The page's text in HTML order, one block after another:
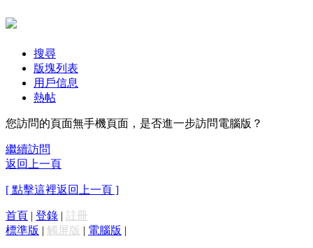
搜尋
版塊列表
用戶信息
熱帖
您訪問的頁面無手機頁面，是否進一步訪問電腦版？
繼續訪問
返回上一頁
[ 點擊這裡返回上一頁 ]
首頁 | 登錄 | 註冊
標準版 | 觸屏版 | 電腦版 |